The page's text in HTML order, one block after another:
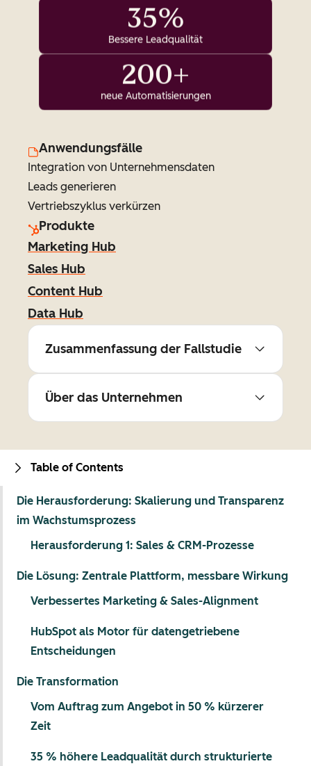
35%
Bessere Leadqualität
200+
neue Automatisierungen
Anwendungsfälle
Integration von Unternehmensdaten
Leads generieren
Vertriebszyklus verkürzen
Produkte
Marketing Hub
Sales Hub
Content Hub
Data Hub
Zusammenfassung der Fallstudie
Über das Unternehmen
Table of Contents
Die Herausforderung: Skalierung und Transparenz
im Wachstumsprozess
Herausforderung 1: Sales & CRM-Prozesse
Die Lösung: Zentrale Plattform, messbare Wirkung
Verbessertes Marketing & Sales-Alignment
HubSpot als Motor für datengetriebene
Entscheidungen
Die Transformation
Vom Auftrag zum Angebot in 50 % kürzerer
Zeit
35 % höhere Leadqualität durch strukturierte